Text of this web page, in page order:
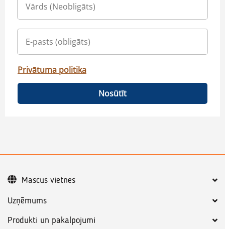
Privātuma politika
Nosūtīt
Uzņēmums
Produkti un pakalpojumi
Mascus vietnes